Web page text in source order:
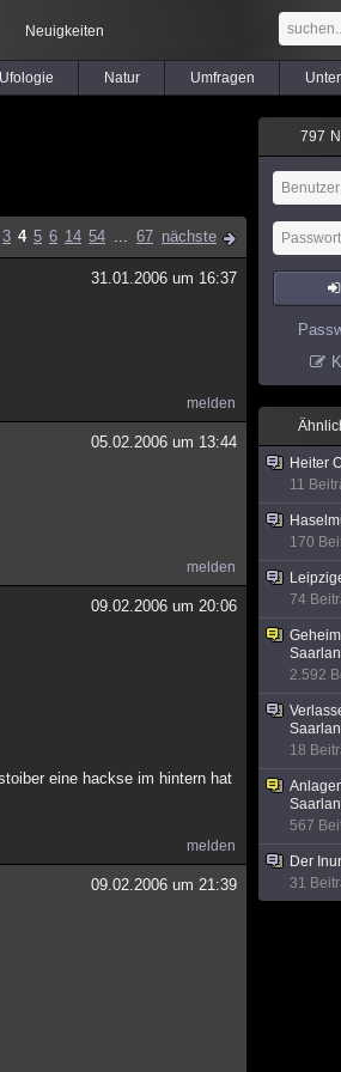
Neuigkeiten
Ufologie Natur Umfragen
3 4 5 6 14 54 ... 67 nächste
31.01.2006 um 16:37
melden
05.02.2006 um 13:44
melden
09.02.2006 um 20:06
eine hackse im hintern hat
melden
09.02.2006 um 21:39
797
Heiter
11
170
74
2.592
18
567
Der
31